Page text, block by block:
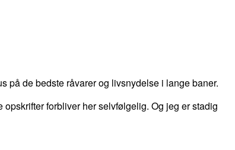
på de bedste råvarer og livsnydelse i lange baner.
forbliver her selvfølgelig. Og jeg er stadig